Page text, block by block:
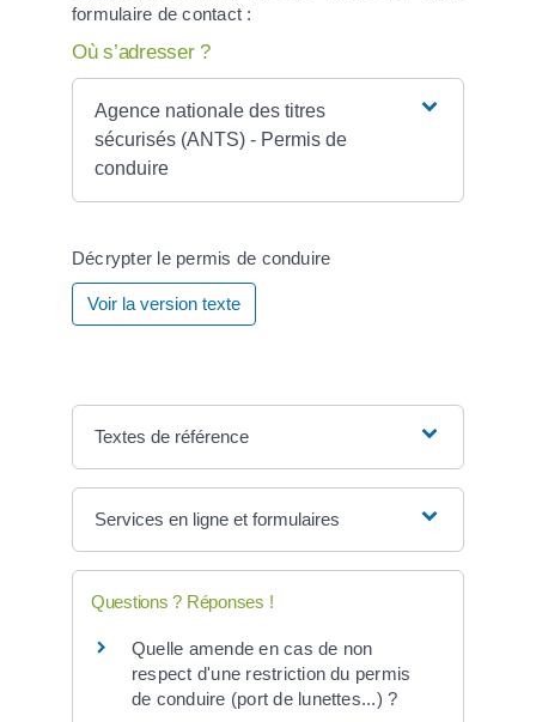
formulaire de contact :
Où s’adresser ?
Agence nationale des titres
sécurisés (ANTS) - Permis de
conduire
Décrypter le permis de conduire
Voir la version texte
Textes de référence
Services en ligne et formulaires
Questions ? Réponses !
Quelle amende en cas de non
respect d'une restriction du permis
de conduire (port de lunettes...) ?